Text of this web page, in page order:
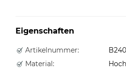
Eigenschaften
Artikelnummer:
Material: